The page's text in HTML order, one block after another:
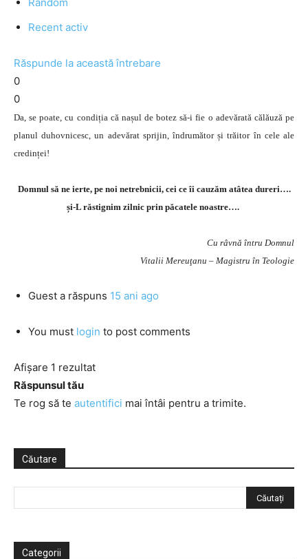
Recent activ
Răspunde la această întrebare
0
0
Da, se poate, cu condiția că nașul de botez să-i fie o adevărată călăuză pe
planul duhovnicesc, un adevărat sprijin, îndrumător și trăitor în cele ale
credinței!
Domnul să ne ierte, pe noi netrebnicii, cei ce îi cauzăm atâtea dureri….
și-L răstignim zilnic prin păcatele noastre….
Cu râvnă întru Domnul
Vitalii Mereuţanu – Magistru în Teologie
Guest a răspuns 15 ani ago
You must login to post comments
Afișare 1 rezultat
Răspunsul tău
Te rog să te autentifici mai întâi pentru a trimite.
Căutare
Categorii